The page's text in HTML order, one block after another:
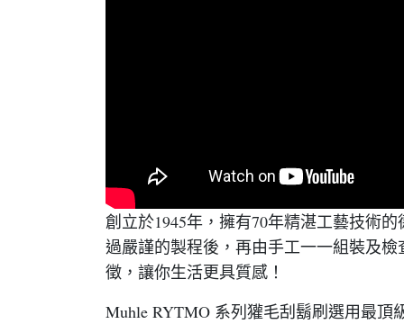
創立於1945年，擁有70年精湛工藝技術
過嚴謹的製程後，再由手工一一組裝及
徵，讓你生活更具質感！
Muhle RYTMO 系列獾毛刮鬍刷選用最